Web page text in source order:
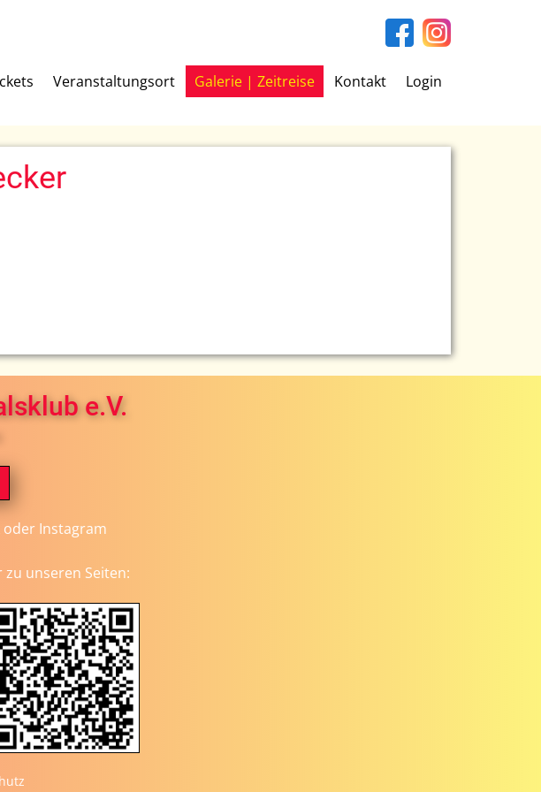
Veranstaltungsort Galerie | Zeitreise Kontakt Login
e.V.
Instagram
unseren Seiten: